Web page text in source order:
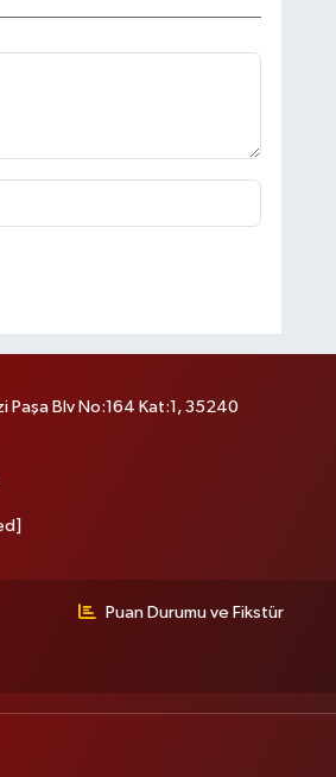
Paşa Blv No:164 Kat:1, 35240
Puan Durumu ve Fikstür